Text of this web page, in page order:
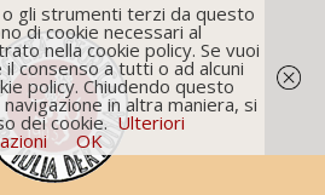
gli strumenti terzi da questo
di cookie necessari al
nella cookie policy. Se vuoi
consenso a tutti o ad alcuni
policy. Chiudendo questo
in altra maniera, si
dei cookie. Ulteriori
OK